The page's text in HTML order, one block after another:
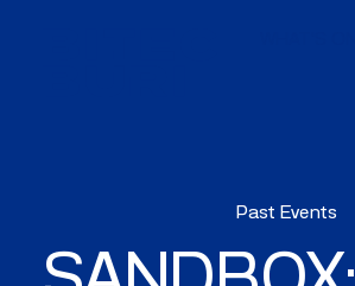
Past Events